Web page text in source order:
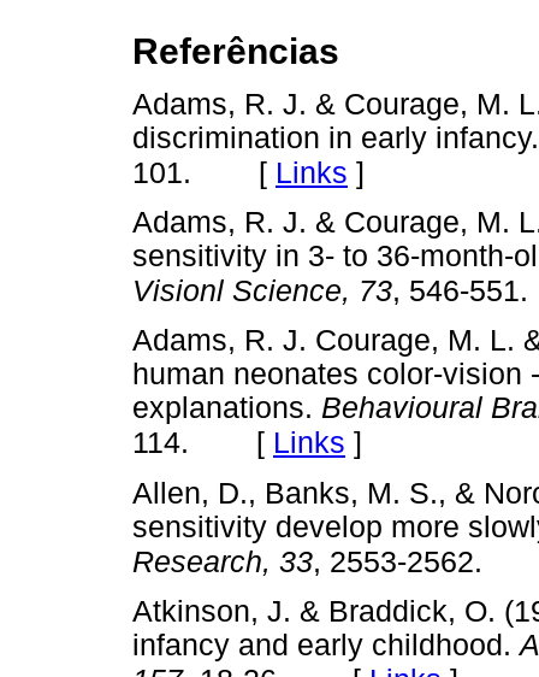
Referências
Adams, R. J. & Courage, M.
discrimination in early
101. [ Links ]
Adams, R. J. & Courage, M.
sensitivity in 3- to 36-month-
Visionl Science, 73, 546-551.
Adams, R. J. Courage, M. L.
human neonates color-vision
explanations. Behavioural
114. [ Links ]
Allen, D., Banks, M. S., &
sensitivity develop more
Research, 33, 2553-2562.
Atkinson, J. & Braddick, O.
infancy and early childhood.